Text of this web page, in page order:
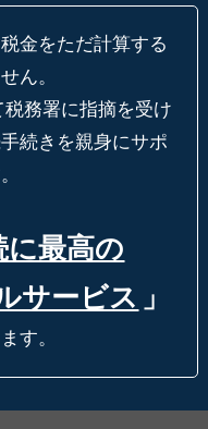
金をただ計算する
ん。
務署に指摘を受け
続きを親身にサポ
最高の
サービス 」
す。